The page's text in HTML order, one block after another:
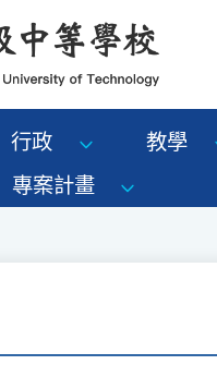
行政 教學
專案計畫